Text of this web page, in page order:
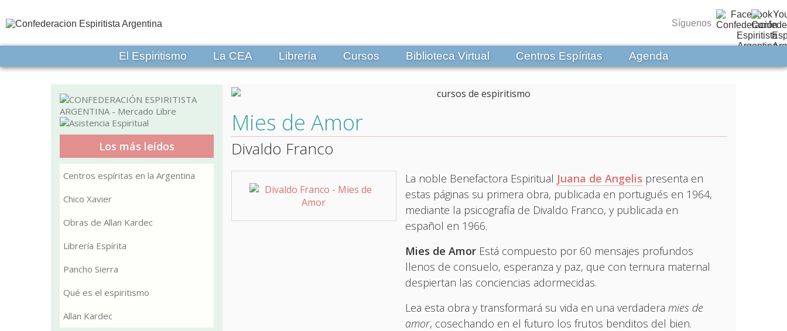
Síguenos
El Espiritismo La CEA Librería Cursos Biblioteca Virtual Centros Espíritas Agenda
Mies de Amor
Divaldo Franco
La noble Benefactora Espiritual Juana de Angelis presenta en
estas páginas su primera obra, publicada en portugués en 1964,
mediante la psicografía de Divaldo Franco, y publicada en
español en 1966.
Mies de AmorEstá compuesto por 60 mensajes profundos
llenos de consuelo, esperanza y paz, que con ternura maternal
despiertan las conciencias adormecidas.
Lea esta obra y transformará su vida en una verdadera mies de
amor, cosechando en el futuro los frutos benditos del bien.
Los más leídos
Centros espíritas en la Argentina
Chico Xavier
Obras de Allan Kardec
Librería Espírita
Pancho Sierra
Qué es el espiritismo
Allan Kardec